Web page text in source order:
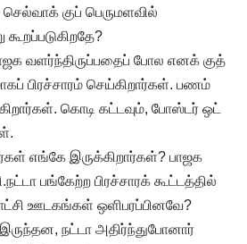
குப் பெருமளவில்
வளர்ந்திருப்பதைப் போல எனக் குத்
பிரச்சாரம் செய்கிறார்கள். பணம்
கொடி கட்டவும், போஸ்டர் ஒட்
எங்கே இருக்கிறார்கள்? பாஜக
பங்கேற்ற பிரச்சாரக் கூட்டத்தில்
ஊடகங்கள் ஒளிபரப்பினவே?
நட்டா அதிர்ந்துபோனார்